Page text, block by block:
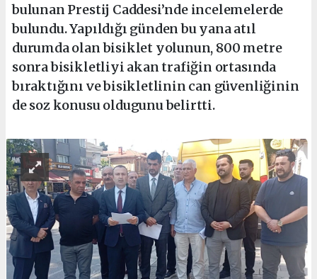
bulunan Prestij Caddesi’nde incelemelerde
bulundu. Yapıldığı günden bu yana atıl
durumda olan bisiklet yolunun, 800 metre
sonra bisikletliyi akan trafiğin ortasında
bıraktığını ve bisikletlinin can güvenliğinin
de soz konusu oldugunu belirtti.